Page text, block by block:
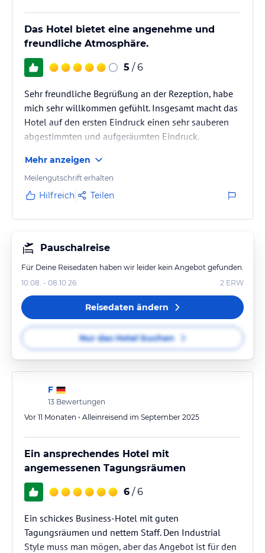
Das Hotel bietet eine angenehme und
freundliche Atmosphäre.
5 / 6
Sehr freundliche Begrüßung an der Rezeption, habe
mich sehr willkommen gefühlt. Insgesamt macht das
Hotel auf den ersten Eindruck einen sehr sauberen
abgestimmten und aufgeräumten Eindruck.
Hotels hervorheben. Zimmer geräumig, komfortabel
und sehr sauber. Insbesondere die Bäder sind sehr
sauber. Frühstückt sehr gut große Auswahl., gute
wiederkommen. Macht weiter so. Sehr gut.
Mehr anzeigen
Meilengutschrift erhalten
Hilfreich Teilen
Pauschalreise
Für Deine Reisedaten haben wir leider kein Angebot gefunden.
10.08. - 08.10.26
2 ERW
Reisedaten ändern
Nur das Hotel buchen
F
13 Bewertungen
Vor 11 Monaten • Alleinreisend im September 2025
Ein ansprechendes Hotel mit
angemessenen Tagungsräumen
6 / 6
Ein schickes Business-Hotel mit guten
Tagungsräumen und nettem Staff. Den Industrial
Style muss man mögen, aber das Angebot ist für den